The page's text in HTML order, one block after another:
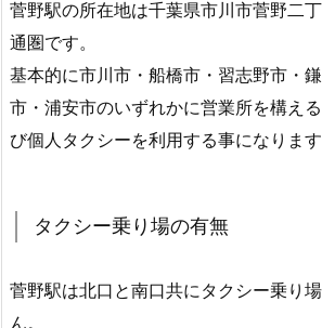
菅野駅の所在地は千葉県市川市菅野二
通圏です。
基本的に市川市・船橋市・習志野市・
市・浦安市のいずれかに営業所を構え
び個人タクシーを利用する事になります
タクシー乗り場の有無
菅野駅は北口と南口共にタクシー乗り
ん。